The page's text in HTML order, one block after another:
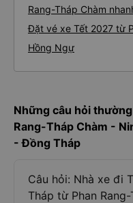
Rang-Tháp Chàm
Đặt vé xe Tết 2027 từ
Hồng Ngự
Những câu hỏi
Rang-Tháp Chàm -
- Đồng Tháp
Câu hỏi: Nhà xe đi
Tháp từ Phan